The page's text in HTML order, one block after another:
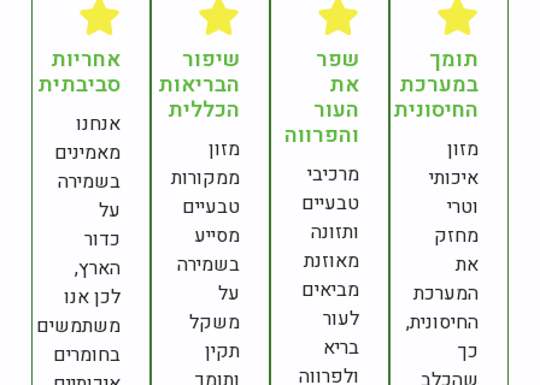
תומך
במערכת
החיסונית
מזון
איכותי
וטרי
מחזק
את
המערכת
החיסונית,
כך
שפר
את
העור
והפרווה
מרכיבי
טבעיים
ותזונה
מאוזנת
מביאים
לעור
בריא
ולפרווה
שיפור
הבריאות
הכללית
מזון
ממקורות
טבעיים
מסייע
בשמירה
על
משקל
תקין
אחריות
סביבתית
אנחנו
מאמינים
בשמירה
על
כדור
הארץ,
לכן אנו
משתמשים
בחומרים